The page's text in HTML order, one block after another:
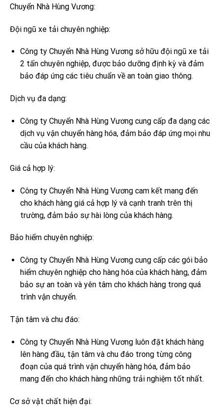
Chuyển Nhà Hùng Vương:
Đội ngũ xe tải chuyên nghiệp:
Công ty Chuyển Nhà Hùng Vương sở hữu đội ngũ xe tải
2 tấn chuyên nghiệp, được bảo dưỡng định kỳ và đảm
bảo đáp ứng các tiêu chuẩn về an toàn giao thông.
Dịch vụ đa dạng:
Công ty Chuyển Nhà Hùng Vương cung cấp đa dạng các
dịch vụ vận chuyển hàng hóa, đảm bảo đáp ứng mọi nhu
cầu của khách hàng.
Giá cả hợp lý:
Công ty Chuyển Nhà Hùng Vương cam kết mang đến
cho khách hàng giá cả hợp lý và cạnh tranh trên thị
trường, đảm bảo sự hài lòng của khách hàng.
Bảo hiểm chuyên nghiệp:
Công ty Chuyển Nhà Hùng Vương cung cấp các gói bảo
hiểm chuyên nghiệp cho hàng hóa của khách hàng, đảm
bảo sự an toàn và yên tâm cho khách hàng trong quá
trình vận chuyển.
Tận tâm và chu đáo:
Công ty Chuyển Nhà Hùng Vương luôn đặt khách hàng
lên hàng đầu, tận tâm và chu đáo trong từng công
đoạn của quá trình vận chuyển hàng hóa, đảm bảo
mang đến cho khách hàng những trải nghiệm tốt nhất.
Cơ sở vật chất hiện đại: